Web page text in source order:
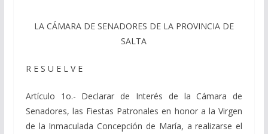
LA CÁMARA DE SENADORES DE LA PROVINCIA DE
SALTA
R E S U E L V E
Artículo 1o.- Declarar de Interés de la Cámara de
Senadores, las Fiestas Patronales en honor a la Virgen
de la Inmaculada Concepción de María, a realizarse el